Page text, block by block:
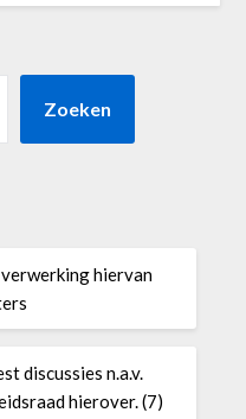
Zoeken
hiervan
discussies n.a.v.
hierover. (7)